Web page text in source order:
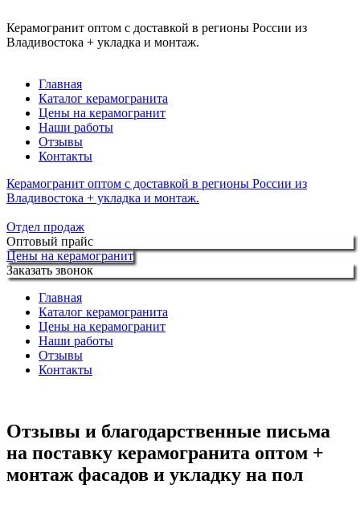
Керамогранит оптом с доставкой в регионы России из
Владивостока + укладка и монтаж.
Главная
Каталог керамогранита
Цены на керамогранит
Наши работы
Отзывы
Контакты
Керамогранит оптом с доставкой в регионы России из
Владивостока + укладка и монтаж.
Отдел продаж
Оптовый прайс
Цены на керамогранит
Заказать звонок
Главная
Каталог керамогранита
Цены на керамогранит
Наши работы
Отзывы
Контакты
Отзывы и благодарственные письма
на поставку керамогранита оптом +
монтаж фасадов и укладку на пол